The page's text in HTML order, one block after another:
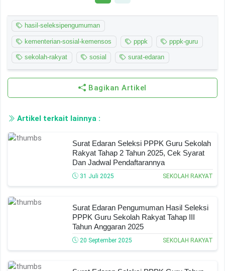
hasil-seleksipengumuman
kementerian-sosial-kemensos pppk pppk-guru
sekolah-rakyat sosial surat-edaran
Bagikan Artikel
Artikel terkait lainnya :
Surat Edaran Seleksi PPPK Guru Sekolah
Rakyat Tahap 2 Tahun 2025, Cek Syarat
Dan Jadwal Pendaftarannya
31 Juli 2025 SEKOLAH RAKYAT
Surat Edaran Pengumuman Hasil Seleksi
PPPK Guru Sekolah Rakyat Tahap III
Tahun Anggaran 2025
20 September 2025 SEKOLAH RAKYAT